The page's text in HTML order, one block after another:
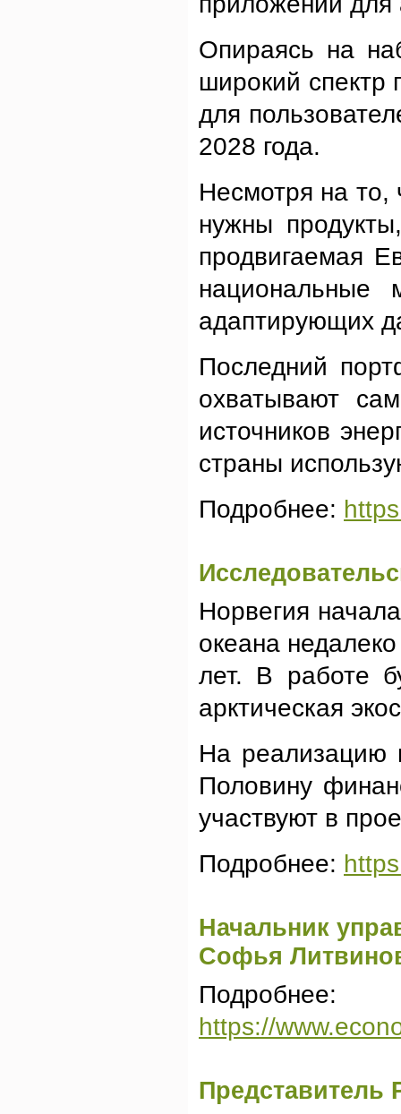
Опираясь на
широкий спектр
для
2028 года.
Несмотря на то,
нужны
продвигаемая
национальные
адаптирующих
Последний
охватывают
источников
страны
Подробнее:
Норвегия
океана
лет. В работе
арктическая
На реализацию
Половину
участвуют в
Подробнее:
Начальник
Софья
Подробнее:
https://
Представитель